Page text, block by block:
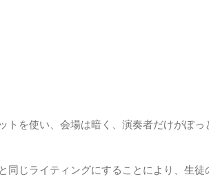
トを使い、会場は暗く、演奏者だけがぽっ
同じライティングにすることにより、生